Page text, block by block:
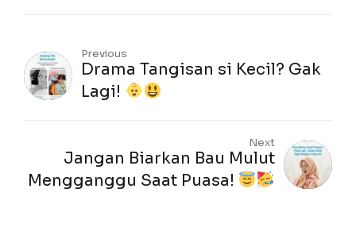
Previous
Drama Tangisan si Kecil? Gak
Lagi!
Next
Jangan Biarkan Bau Mulut
Mengganggu Saat Puasa!